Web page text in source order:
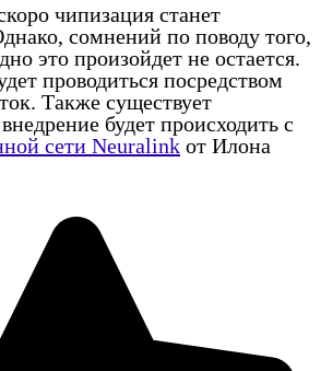
чипизация станет
сомнений по поводу того,
это произойдет не остается.
проводиться посредством
Также существует
будет происходить с
сети Neuralink от Илона